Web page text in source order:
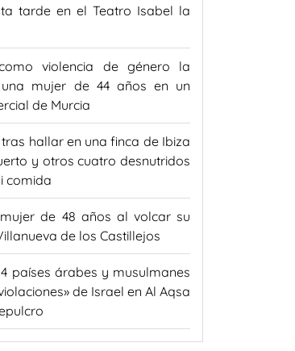
tarde en el Teatro Isabel la
violencia de género la
mujer de 44 años en un
de Murcia
hallar en una finca de Ibiza
y otros cuatro desnutridos
comida
de 48 años al volcar su
de los Castillejos
países árabes y musulmanes
de Israel en Al Aqsa